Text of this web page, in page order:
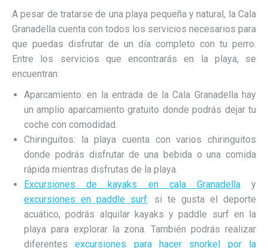
A pesar de tratarse de una playa pequeña y natural, la Cala
Granadella cuenta con todos los servicios necesarios para
que puedas disfrutar de un día completo con tu perro.
Entre los servicios que encontrarás en la playa, se
encuentran:
Aparcamiento: en la entrada de la Cala Granadella hay
un amplio aparcamiento gratuito donde podrás dejar tu
coche con comodidad.
Chiringuitos: la playa cuenta con varios chiringuitos
donde podrás disfrutar de una bebida o una comida
rápida mientras disfrutas de la playa.
Excursiones de kayaks en cala Granadellay
excursiones en paddle surf: si te gusta el deporte
acuático, podrás alquilar kayaks y paddle surf en la
playa para explorar la zona. También podrás realizar
diferentesexcursiones para hacer snorkel por la